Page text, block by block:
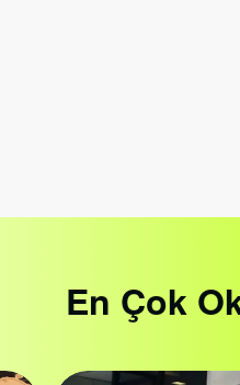
En Çok